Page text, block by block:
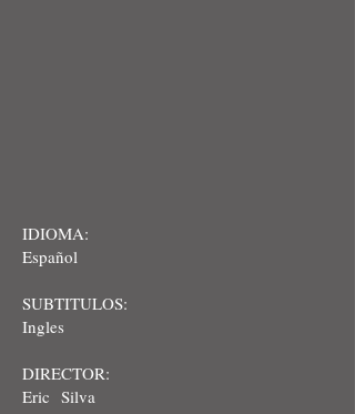
IDIOMA:
Español
SUBTITULOS:
Ingles
DIRECTOR:
Eric Silva